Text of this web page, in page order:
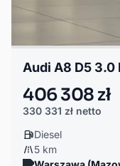
406 308 zł
330 331 zł netto
Diesel
5 km